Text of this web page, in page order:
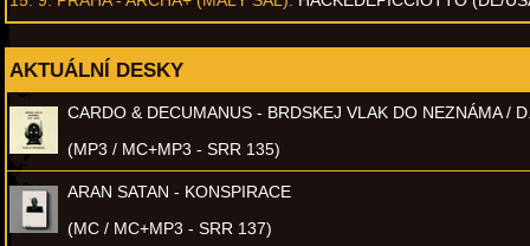
AKTUÁLNÍ DESKY
CARDO & DECUMANUS - BRDSKEJ VLAK DO NEZNÁMA /
(MP3 / MC+MP3 - SRR 135)
ARAN SATAN - KONSPIRACE
(MC / MC+MP3 - SRR 137)